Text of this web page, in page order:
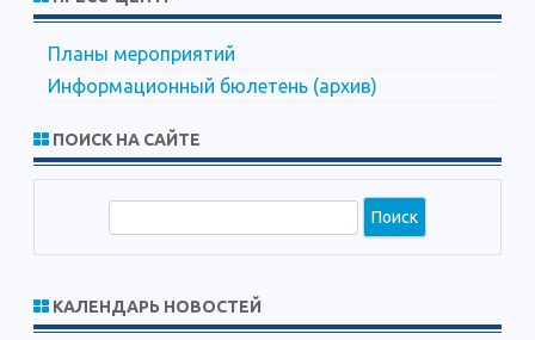
Планы мероприятий
Информационный бюлетень (архив)
ПОИСК НА САЙТЕ
с
к
КАЛЕНДАРЬ НОВОСТЕЙ